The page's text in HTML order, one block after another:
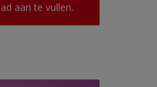
aan te vullen.